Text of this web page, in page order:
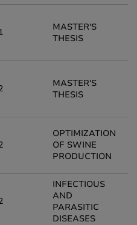
MASTER'S
THESIS
MASTER'S
THESIS
OPTIMIZATION
OF SWINE
PRODUCTION
INFECTIOUS
AND
PARASITIC
DISEASES